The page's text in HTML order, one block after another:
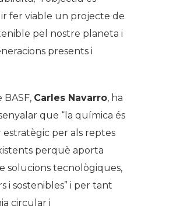
fer viable un projecte de
pel nostre planeta i
presents i
BASF, Carles Navarro, ha
que “la química és
per als reptes
perquè aporta
solucions tecnològiques,
i sostenibles” i per tant
circular i